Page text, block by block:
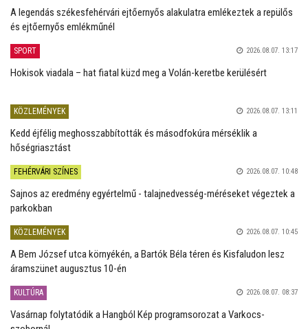
A legendás székesfehérvári ejtőernyős alakulatra emlékeztek a repülős
és ejtőernyős emlékműnél
SPORT 2026.08.07. 13:17
Hokisok viadala – hat fiatal küzd meg a Volán-keretbe kerülésért
KÖZLEMÉNYEK 2026.08.07. 13:11
Kedd éjfélig meghosszabbították és másodfokúra mérséklik a
hőségriasztást
FEHÉRVÁRI SZÍNES 2026.08.07. 10:48
Sajnos az eredmény egyértelmű - talajnedvesség-méréseket végeztek a
parkokban
KÖZLEMÉNYEK 2026.08.07. 10:45
A Bem József utca környékén, a Bartók Béla téren és Kisfaludon lesz
áramszünet augusztus 10-én
KULTÚRA 2026.08.07. 08:37
Vasárnap folytatódik a Hangból Kép programsorozat a Varkocs-